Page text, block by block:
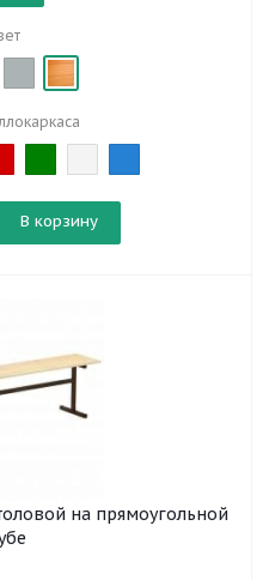
В корзину
на прямоугольной